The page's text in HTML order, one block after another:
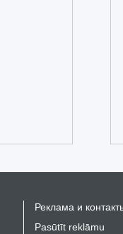
Реклама и
Pasūtīt reklāmu